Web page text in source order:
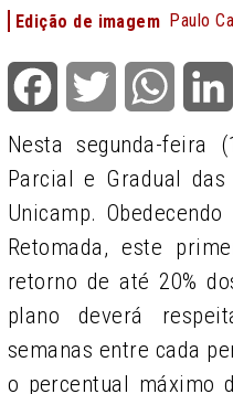
Edição de imagem Paulo
Facebook Twitter
Nesta segunda-feira
Parcial e Gradual
Unicamp.
Retomada, este
retorno de até 20%
plano deverá
semanas entre cada
o percentual máximo